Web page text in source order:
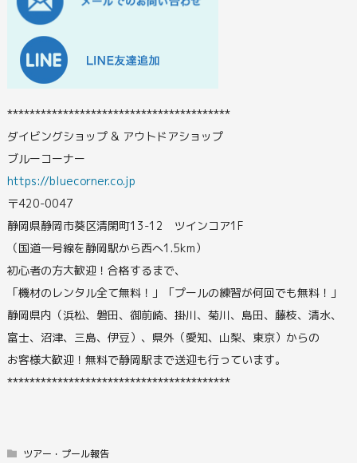
****************************************
ダイビングショップ & アウトドアショップ
ブルーコーナー
https://bluecorner.co.jp
〒420-0047
静岡県静岡市葵区清閑町13-12 ツインコア1F
（国道一号線を静岡駅から西へ1.5km）
初心者の方大歓迎！合格するまで、
「機材のレンタル全て無料！」「プールの練習が何回でも無料！」
静岡県内（浜松、磐田、御前崎、掛川、菊川、島田、藤枝、清水、
富士、沼津、三島、伊豆）、県外（愛知、山梨、東京）からの
お客様大歓迎！無料で静岡駅まで送迎も行っています。
****************************************
ツアー・プール報告